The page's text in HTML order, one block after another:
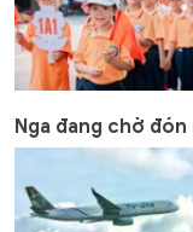
Nga đang chờ